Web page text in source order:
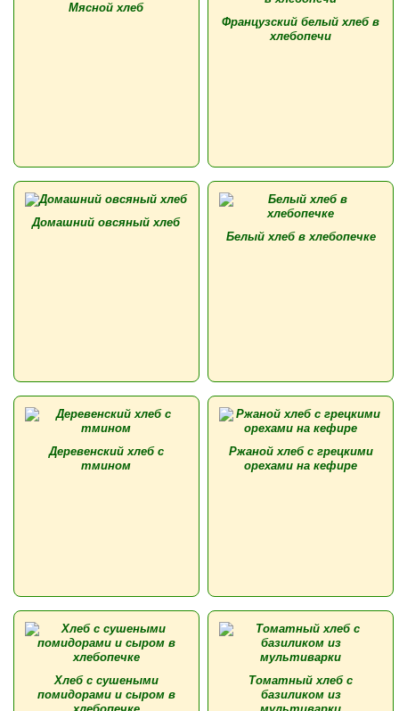
Мясной хлеб
Французский белый хлеб в
хлебопечи
Домашний овсяный хлеб
Белый хлеб в хлебопечке
Деревенский хлеб с
тмином
Ржаной хлеб с грецкими
орехами на кефире
Хлеб с сушеными
помидорами и сыром в
Томатный хлеб с
базиликом из